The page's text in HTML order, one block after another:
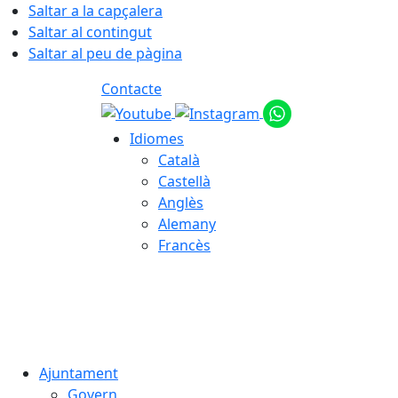
Saltar a la capçalera
Saltar al contingut
Saltar al peu de pàgina
Contacte
Idiomes
Català
Castellà
Anglès
Alemany
Francès
Ajuntament